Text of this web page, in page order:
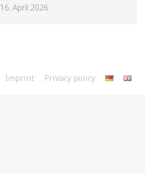
16. April 2026
Imprint Privacy policy